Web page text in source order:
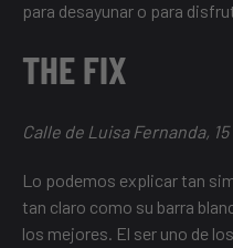
para desayunar o para
THE FIX
Calle de Luisa Fernanda, 15
Lo podemos explicar tan
tan claro como su barra
los mejores. El ser uno de